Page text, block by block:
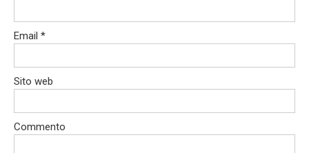
Email *
Sito web
Commento